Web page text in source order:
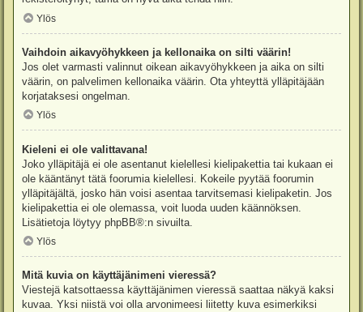
Ylös
Vaihdoin aikavyöhykkeen ja kellonaika on silti väärin!
Jos olet varmasti valinnut oikean aikavyöhykkeen ja aika on silti
väärin, on palvelimen kellonaika väärin. Ota yhteyttä ylläpitäjään
korjataksesi ongelman.
Ylös
Kieleni ei ole valittavana!
Joko ylläpitäjä ei ole asentanut kielellesi kielipakettia tai kukaan ei
ole kääntänyt tätä foorumia kielellesi. Kokeile pyytää foorumin
ylläpitäjältä, josko hän voisi asentaa tarvitsemasi kielipaketin. Jos
kielipakettia ei ole olemassa, voit luoda uuden käännöksen.
Lisätietoja löytyy phpBB®:n sivuilta.
Ylös
Mitä kuvia on käyttäjänimeni vieressä?
Viestejä katsottaessa käyttäjänimen vieressä saattaa näkyä kaksi
kuvaa. Yksi niistä voi olla arvonimeesi liitetty kuva esimerkiksi